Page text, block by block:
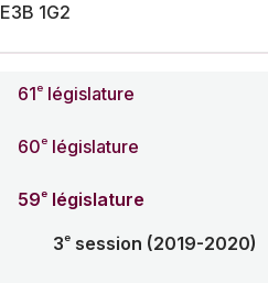
E3B 1G2
61e législature
60e législature
59e législature
3e session (2019-2020)